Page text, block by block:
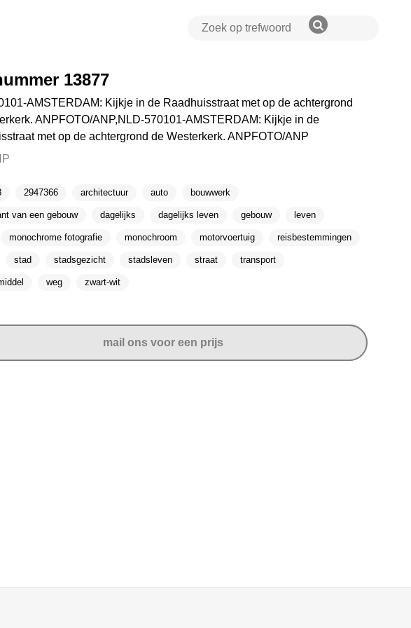
13877
AMSTERDAM: Kijkje in de Raadhuisstraat met op de achtergrond
ANPFOTO/ANP,NLD-570101-AMSTERDAM: Kijkje in de
met op de achtergrond de Westerkerk. ANPFOTO/ANP
2947366 architectuur auto bouwwerk
van een gebouw dagelijks dagelijks leven gebouw leven
monochrome fotografie monochroom motorvoertuig reisbestemmingen
stad stadsgezicht stadsleven straat transport
weg zwart-wit
mail ons voor een prijs